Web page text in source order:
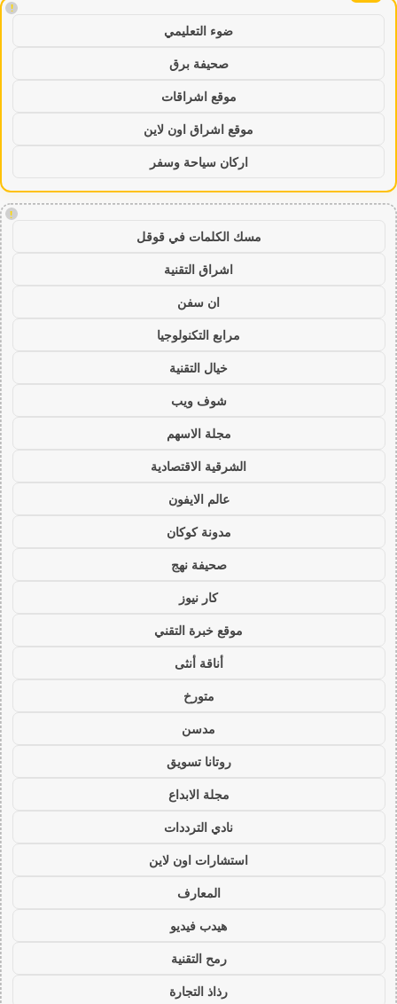
!
ضوء التعليمي
صحيفة برق
موقع اشراقات
موقع اشراق اون لاين
اركان سياحة وسفر
!
مسك الكلمات في قوقل
اشراق التقنية
ان سفن
مرابع التكنولوجيا
خيال التقنية
شوف ويب
مجلة الاسهم
الشرقية الاقتصادية
عالم الايفون
مدونة كوكان
صحيفة نهج
كار نيوز
موقع خبرة التقني
أناقة أنثى
متورخ
مدسن
روتانا تسويق
مجلة الابداع
نادي الترددات
استشارات اون لاين
المعارف
هيدب فيديو
رمح التقنية
رذاذ التجارة